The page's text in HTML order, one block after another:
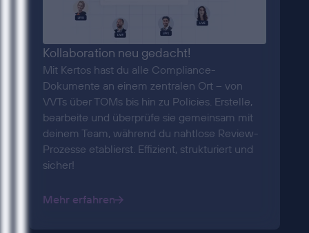
Kollaboration neu gedacht!
Mit Kertos hast du alle Compliance-
Dokumente an einem zentralen Ort – von
VVTs über TOMs bis hin zu Policies. Erstelle,
bearbeite und überprüfe sie gemeinsam mit
deinem Team, während du nahtlose Review-
Prozesse etablierst. Effizient, strukturiert und
sicher!
Mehr erfahren